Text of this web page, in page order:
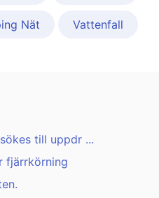
Nät Vattenfall
till uppdr ...
fjärrkörning